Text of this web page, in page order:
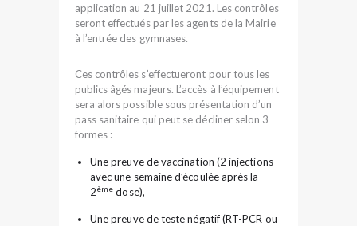
application au 21 juillet 2021. Les contrôles
seront effectués par les agents de la Mairie
à l’entrée des gymnases.
Ces contrôles s’effectueront pour tous les
publics âgés majeurs. L’accès à l’équipement
sera alors possible sous présentation d’un
pass sanitaire qui peut se décliner selon 3
formes :
Une preuve de vaccination (2 injections
avec une semaine d’écoulée après la
2ème dose),
Une preuve de teste négatif (RT-PCR ou